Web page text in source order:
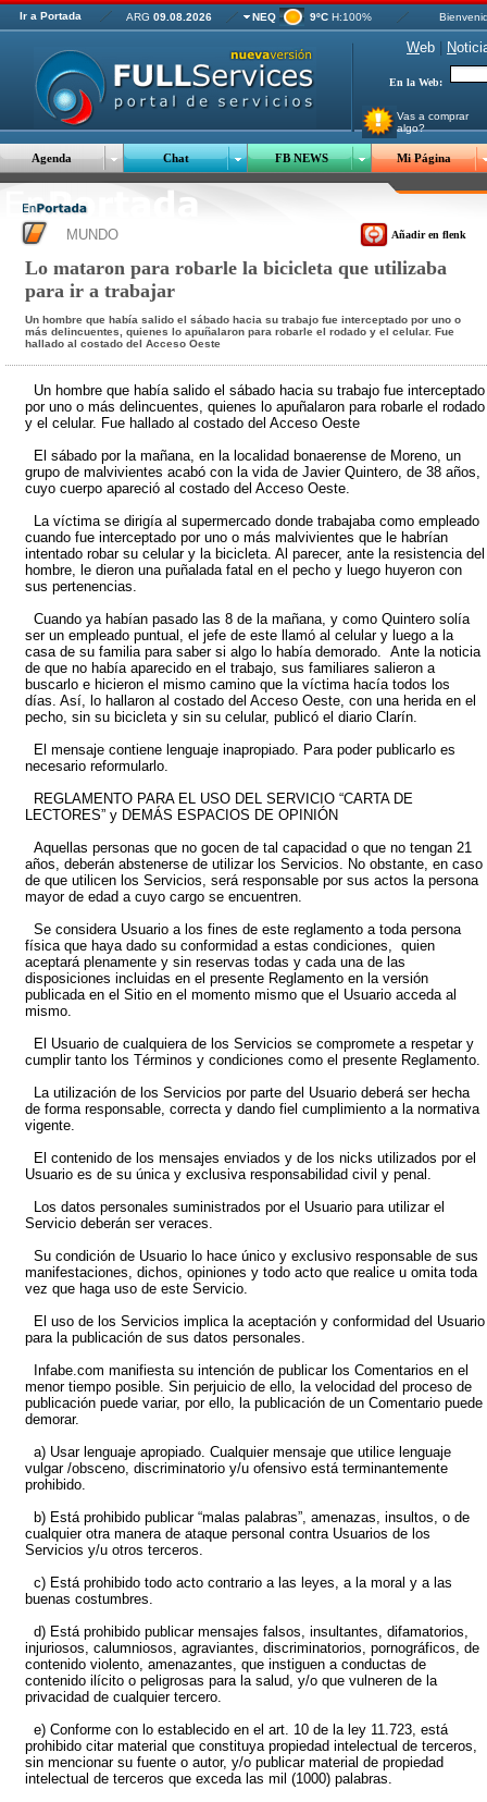
Ir a Portada ARG 09.08.2026 NEQ 9ºC H:100%
Web N
En la Web:
Vas a comprar
algo?
Agenda Chat FB NEWS Mi Página
MUNDO Añadir en flenk
Lo mataron para robarle la bicicleta que utilizaba
para ir a trabajar
Un hombre que había salido el sábado hacia su trabajo fue interceptado por uno o
más delincuentes, quienes lo apuñalaron para robarle el rodado y el celular. Fue
hallado al costado del Acceso Oeste
Un hombre que había salido el sábado hacia su trabajo fue interceptado
por uno o más delincuentes, quienes lo apuñalaron para robarle el rodado
y el celular. Fue hallado al costado del Acceso Oeste
El sábado por la mañana, en la localidad bonaerense de Moreno, un
grupo de malvivientes acabó con la vida de Javier Quintero, de 38 años,
cuyo cuerpo apareció al costado del Acceso Oeste.
La víctima se dirigía al supermercado donde trabajaba como empleado
cuando fue interceptado por uno o más malvivientes que le habrían
intentado robar su celular y la bicicleta. Al parecer, ante la resistencia del
hombre, le dieron una puñalada fatal en el pecho y luego huyeron con
sus pertenencias.
Cuando ya habían pasado las 8 de la mañana, y como Quintero solía
ser un empleado puntual, el jefe de este llamó al celular y luego a la
casa de su familia para saber si algo lo había demorado. Ante la noticia
de que no había aparecido en el trabajo, sus familiares salieron a
buscarlo e hicieron el mismo camino que la víctima hacía todos los
días. Así, lo hallaron al costado del Acceso Oeste, con una herida en el
pecho, sin su bicicleta y sin su celular, publicó el diario Clarín.
El mensaje contiene lenguaje inapropiado. Para poder publicarlo es
necesario reformularlo.
REGLAMENTO PARA EL USO DEL SERVICIO “CARTA DE
LECTORES” y DEMÁS ESPACIOS DE OPINIÓN
Aquellas personas que no gocen de tal capacidad o que no tengan 21
años, deberán abstenerse de utilizar los Servicios. No obstante, en caso
de que utilicen los Servicios, será responsable por sus actos la persona
mayor de edad a cuyo cargo se encuentren.
Se considera Usuario a los fines de este reglamento a toda persona
física que haya dado su conformidad a estas condiciones, quien
aceptará plenamente y sin reservas todas y cada una de las
disposiciones incluidas en el presente Reglamento en la versión
publicada en el Sitio en el momento mismo que el Usuario acceda al
mismo.
El Usuario de cualquiera de los Servicios se compromete a respetar y
cumplir tanto los Términos y condiciones como el presente Reglamento.
La utilización de los Servicios por parte del Usuario deberá ser hecha
de forma responsable, correcta y dando fiel cumplimiento a la normativa
vigente.
El contenido de los mensajes enviados y de los nicks utilizados por el
Usuario es de su única y exclusiva responsabilidad civil y penal.
Los datos personales suministrados por el Usuario para utilizar el
Servicio deberán ser veraces.
Su condición de Usuario lo hace único y exclusivo responsable de sus
manifestaciones, dichos, opiniones y todo acto que realice u omita toda
vez que haga uso de este Servicio.
El uso de los Servicios implica la aceptación y conformidad del Usuario
para la publicación de sus datos personales.
Infabe.com manifiesta su intención de publicar los Comentarios en el
menor tiempo posible. Sin perjuicio de ello, la velocidad del proceso de
publicación puede variar, por ello, la publicación de un Comentario puede
demorar.
a) Usar lenguaje apropiado. Cualquier mensaje que utilice lenguaje
vulgar /obsceno, discriminatorio y/u ofensivo está terminantemente
prohibido.
b) Está prohibido publicar “malas palabras”, amenazas, insultos, o de
cualquier otra manera de ataque personal contra Usuarios de los
Servicios y/u otros terceros.
c) Está prohibido todo acto contrario a las leyes, a la moral y a las
buenas costumbres.
d) Está prohibido publicar mensajes falsos, insultantes, difamatorios,
injuriosos, calumniosos, agraviantes, discriminatorios, pornográficos, de
contenido violento, amenazantes, que instiguen a conductas de
contenido ilícito o peligrosas para la salud, y/o que vulneren de la
privacidad de cualquier tercero.
e) Conforme con lo establecido en el art. 10 de la ley 11.723, está
prohibido citar material que constituya propiedad intelectual de terceros,
sin mencionar su fuente o autor, y/o publicar material de propiedad
intelectual de terceros que exceda las mil (1000) palabras.